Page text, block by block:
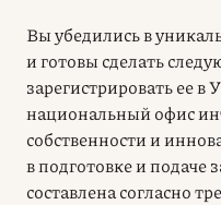
Вы убедились в
и готовы сделать
зарегистрировать ее
национальный офис
собственности и
в подготовке и подаче
составлена согласно